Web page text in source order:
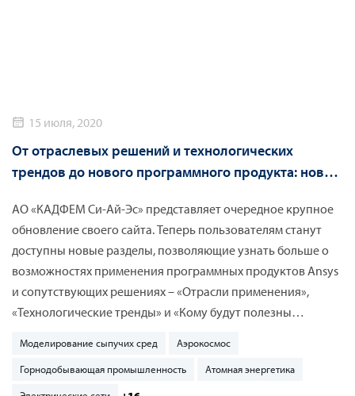
15 июля, 2020
От отраслевых решений и технологических
трендов до нового программного продукта: новые
АО «КАДФЕМ Си-Ай-Эс» представляет очередное крупное
обновление своего сайта. Теперь пользователям станут
доступны новые разделы, позволяющие узнать больше о
возможностях применения программных продуктов Ansys
и сопутствующих решениях – «Отрасли применения»,
«Технологические тренды» и «Кому будут полезны
полностью посвящен Particleworks – новому бессеточному
CAE-решателю для выполнения сложных расчетов течения
Моделирование сыпучих сред Аэрокосмос
Горнодобывающая промышленность Атомная энергетика